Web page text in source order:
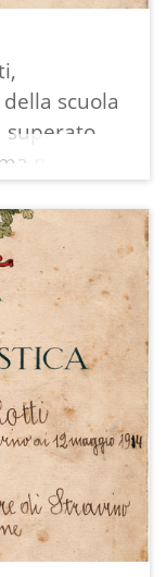
scuola
superato
non sia
cinque
la quinta,
fino
di
solo l'anno